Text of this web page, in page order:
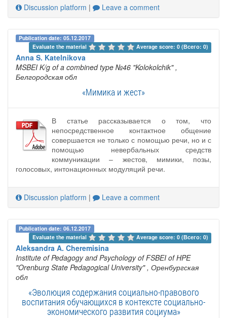
Discussion platform | Leave a comment
Publication date: 05.12.2017
Evaluate the material
Average score: 0 (Всего: 0)
Anna S. Katelnikova
MSBEI K/g of a combined type №46 "Kolokolchik" ,
Белгородская обл
«Мимика и жест»
В статье рассказывается о том, что
непосредственное контактное общение
совершается не только с помощью речи, но и с
помощью невербальных средств
коммуникации – жестов, мимики, позы,
голосовых, интонационных модуляций речи.
Discussion platform | Leave a comment
Publication date: 06.12.2017
Evaluate the material
Average score: 0 (Всего: 0)
Aleksandra A. Cheremisina
Institute of Pedagogy and Psychology of FSBEI of HPE
"Orenburg State Pedagogical University" , Оренбургская
обл
«Эволюция содержания социально-правового
воспитания обучающихся в контексте социально-
экономического развития социума»